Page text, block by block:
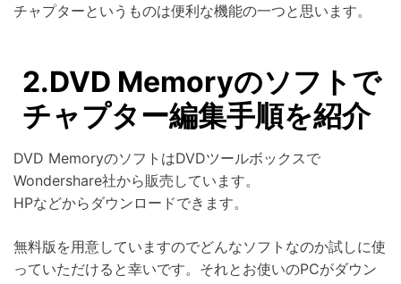
チャプターというものは便利な機能の一つと思います。
2.DVD Memoryのソフトで
チャプター編集手順を紹介
DVD MemoryのソフトはDVDツールボックスで
Wondershare社から販売しています。
HPなどからダウンロードできます。
無料版を用意していますのでどんなソフトなのか試しに使
っていただけると幸いです。それとお使いのPCがダウン